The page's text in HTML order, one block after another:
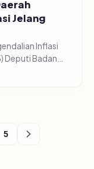
Jelang
Inflasi
Deputi Badan
5